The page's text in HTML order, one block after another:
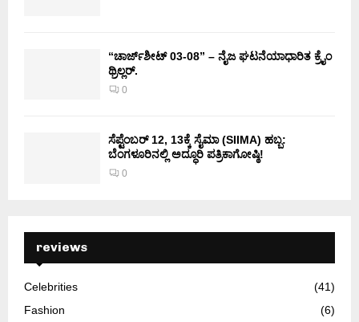
“ಚಾರ್ಜ್‌ಶೀಟ್ 03-08” – ನೈಜ ಘಟನೆಯಾಧಾರಿತ ಕ್ರೈಂ
ಥ್ರಿಲ್ಲರ್.
0
ಸೆಪ್ಟೆಂಬರ್ 12, 13ಕ್ಕೆ ಸೈಮಾ (SIIMA) ಹಬ್ಬ:
ಬೆಂಗಳೂರಿನಲ್ಲಿ ಅದ್ಧೂರಿ ಪತ್ರಿಕಾಗೋಷ್ಠಿ!
0
reviews
Celebrities
(41)
Fashion
(6)